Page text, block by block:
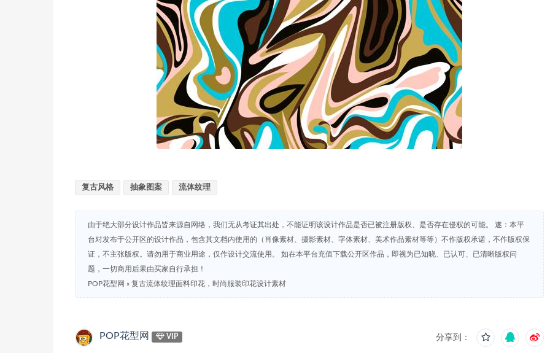
复古风格 抽象图案 流体纹理
由于绝大部分设计作品皆来源自网络，我们无从考证其出处，不能证明该设计作品是否已被注册版权、是否存在侵权的可能。 遂：本平
台对发布于公开区的设计作品，包含其文档内使用的（肖像素材、摄影素材、字体素材、美术作品素材等等）不作版权承诺，不作版权保
证，不主张版权。请勿用于商业用途，仅作设计交流使用。 如在本平台充值下载公开区作品，即视为已知晓、已认可、已清晰版权问
题，一切商用后果由买家自行承担！
POP花型网 » 复古流体纹理面料印花，时尚服装印花设计素材
POP花型网 VIP 分享到：